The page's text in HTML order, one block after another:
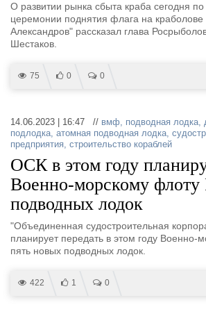
О развитии рынка сбыта краба сегодня
церемонии поднятия флага на краболове
Александров" рассказал глава
Шестаков.
75 0 0
14.06.2023 | 16:47 // вмф, подводная лодка,
подлодка, атомная подводная лодка,
предприятия, строительство кораблей
ОСК в этом году
Военно-морскому флоту
подводных лодок
"Объединенная судостроительная
планирует передать в этом году Военно-
пять новых подводных лодок.
422 1 0